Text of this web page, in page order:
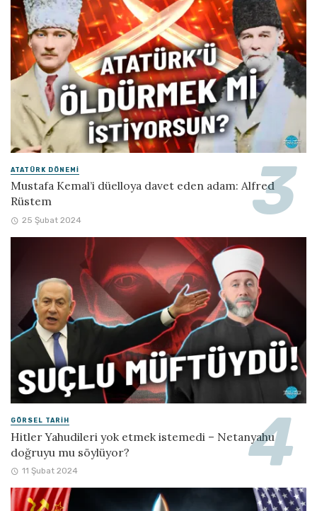
ATATÜRK DÖNEMI
Mustafa Kemal’i düelloya davet eden adam: Alfred
Rüstem
25 Şubat 2024
GÖRSEL TARIH
Hitler Yahudileri yok etmek istemedi – Netanyahu
doğruyu mu söylüyor?
11 Şubat 2024